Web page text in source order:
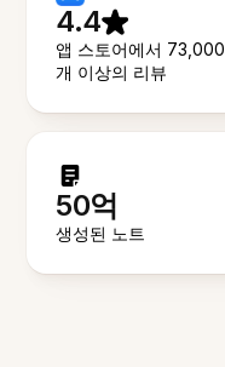
4.4
앱 스토어에서 73,000
개 이상의 리뷰
50억
생성된 노트